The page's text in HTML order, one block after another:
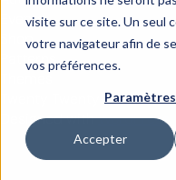
visite sur ce site. Un seul
votre navigateur afin de
vos préférences.
Accepter
Events
Shop
Twenty Twenty-Five
Designed withWordPress